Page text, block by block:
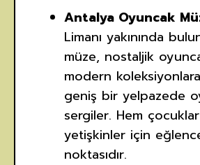
Antalya Oyuncak
Limanı yakınında
müze, nostaljik
modern
geniş bir yelpazede
sergiler. Hem
yetişkinler için
noktasıdır.